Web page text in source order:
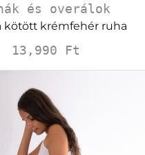
és overálok
kötött krémfehér ruha
13,990 Ft